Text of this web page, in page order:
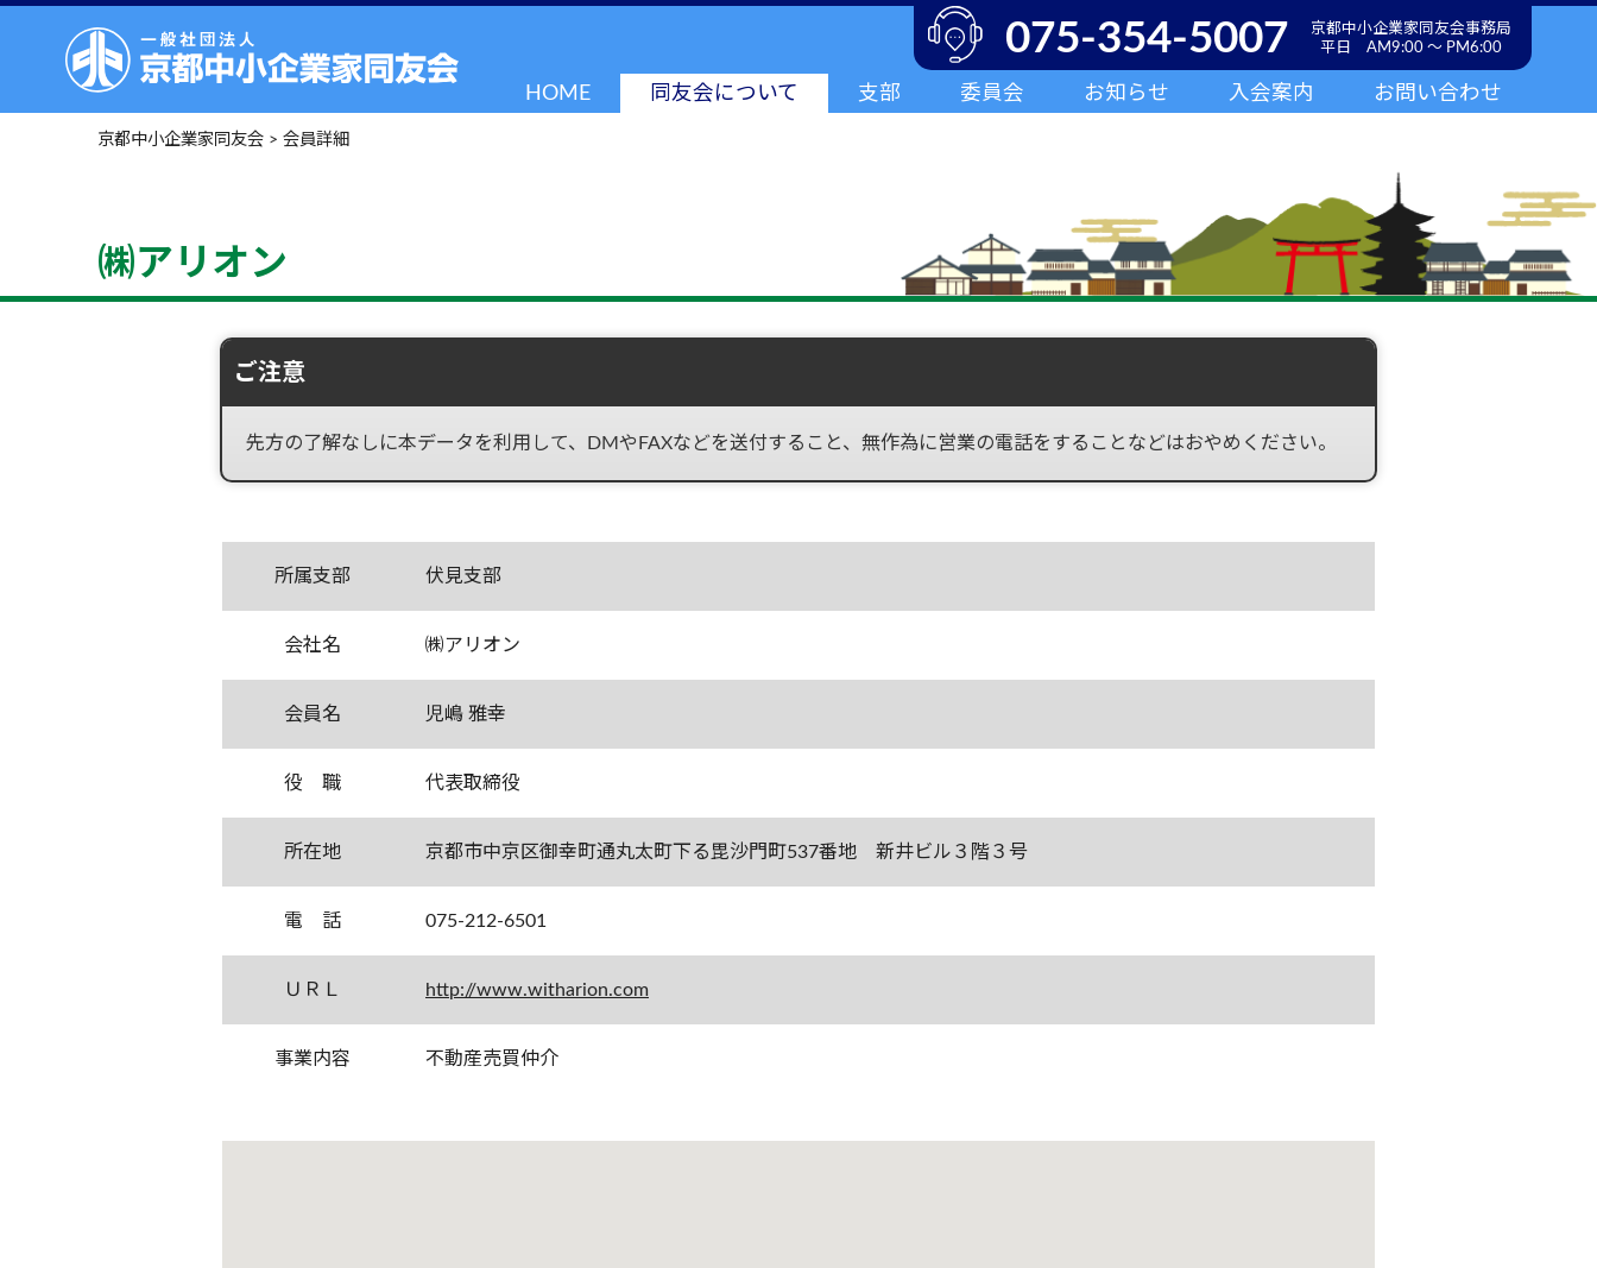
HOME 同友会について 支部 委員会 お知らせ 入会案内 お問い合わせ
075-354-5007
京都中小企業家同友会事務局
平日 AM9:00 ～ PM6:00
京都中小企業家同友会 > 会員詳細
㈱アリオン
ご注意
先方の了解なしに本データを利用して、DMやFAXなどを送付すること、無作為に営業の電話をすることなどはおやめください。
所属支部 伏見支部
会社名 ㈱アリオン
会員名 児嶋 雅幸
役 職 代表取締役
所在地 京都市中京区御幸町通丸太町下る毘沙門町537番地 新井ビル３階３号
電 話 075-212-6501
ＵＲＬ http://www.witharion.com
事業内容 不動産売買仲介